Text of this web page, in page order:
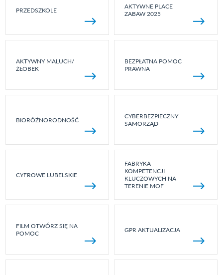
PRZEDSZKOLE
AKTYWNE PLACE
ZABAW 2025
AKTYWNY MALUCH/
ŻŁOBEK
BEZPŁATNA POMOC
PRAWNA
BIORÓŻNORODNOŚĆ
CYBERBEZPIECZNY
SAMORZĄD
CYFROWE LUBELSKIE
FABRYKA
KOMPETENCJI
KLUCZOWYCH NA
TERENIE MOF
FILM OTWÓRZ SIĘ NA
POMOC
GPR AKTUALIZACJA